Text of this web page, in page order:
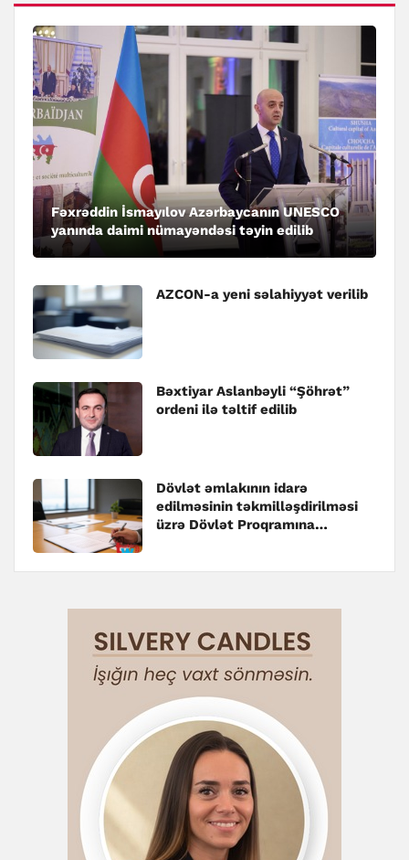
Fəxrəddin İsmayılov Azərbaycanın UNESCO
yanında daimi nümayəndəsi təyin edilib
AZCON-a yeni səlahiyyət verilib
Bəxtiyar Aslanbəyli “Şöhrət”
ordeni ilə təltif edilib
Dövlət əmlakının idarə
edilməsinin təkmilləşdirilməsi
üzrə Dövlət Proqramına